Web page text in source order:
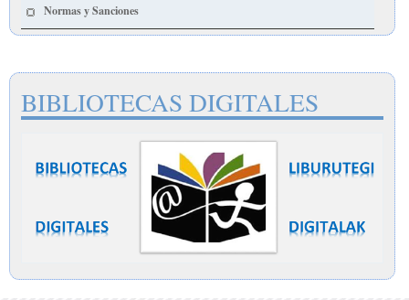
Normas y Sanciones
BIBLIOTECAS DIGITALES